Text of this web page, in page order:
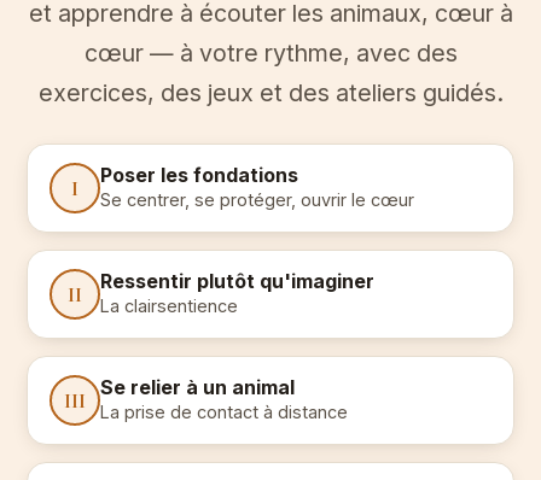
et apprendre à écouter les animaux, cœur à
cœur — à votre rythme, avec des
exercices, des jeux et des ateliers guidés.
I Poser les fondations
Se centrer, se protéger, ouvrir le cœur
II Ressentir plutôt qu'imaginer
La clairsentience
III Se relier à un animal
La prise de contact à distance